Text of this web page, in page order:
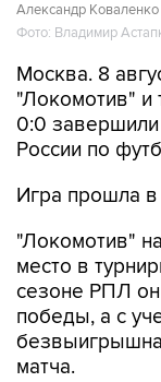
Александр Коваленко
Фото: Владимир
Москва. 8
"Локомотив" и
0:0 завершили
России по
Игра прошла
"Локомотив"
место в
сезоне РПЛ
победы, а с
матча.